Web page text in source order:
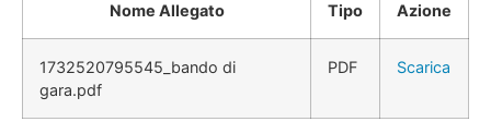
Nome Allegato Tipo Azione
1732520795545_bando di
gara.pdf
PDF Scarica